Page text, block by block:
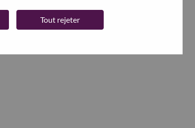
Tout rejeter